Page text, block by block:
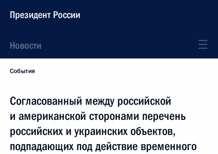
Президент России
Новости
События
Согласованный между российской
и американской сторонами перечень
российских и украинских объектов,
подпадающих под действие временного